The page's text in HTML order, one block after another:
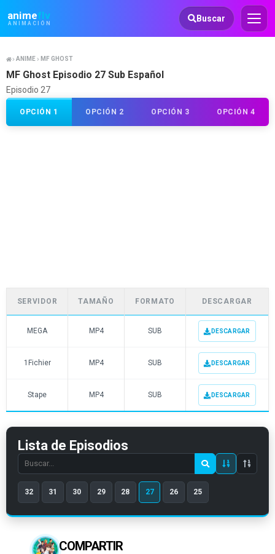
animeflv
ANIMACIÓN
Animeflv Buscar
ANIME MF GHOST
MF Ghost Episodio 27 Sub Español
Episodio 27
OPCIÓN 1 OPCIÓN 2 OPCIÓN 3 OPCIÓN 4
SERVIDOR TAMAÑO FORMATO DESCARGAR
MEGA MP4 SUB DESCARGAR
1Fichier MP4 SUB DESCARGAR
Stape MP4 SUB DESCARGAR
Lista de Episodios
Search
episode
number
32 31 30 29 28 27 26 25
COMPARTIR